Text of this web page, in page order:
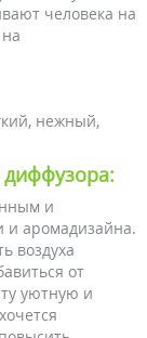
человека на
нежный,
и
и аромадизайна.
воздуха
от
уютную и